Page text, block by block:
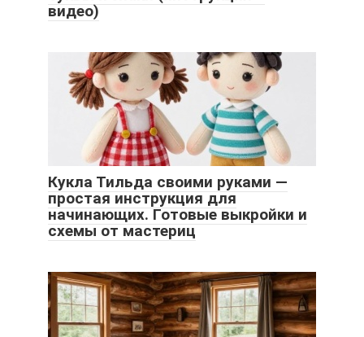
видео)
Кукла Тильда своими руками —
простая инструкция для
начинающих. Готовые выкройки и
схемы от мастериц